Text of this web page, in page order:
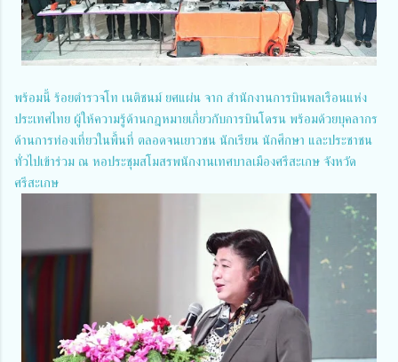
พร้อมนี้ ร้อยตำรวจโท เนติชนม์ ยศแผ่น จาก สำนักงานการบินพลเรือนแห่ง
ประเทศไทย ผู้ให้ความรู้ด้านกฎหมายเกี่ยวกับการบินโดรน พร้อมด้วยบุคลากร
ด้านการท่องเที่ยวในพื้นที่ ตลอดจนเยาวชน นักเรียน นักศึกษา และประชาชน
ทั่วไปเข้าร่วม ณ หอประชุมสโมสรพนักงานเทศบาลเมืองศรีสะเกษ จังหวัด
ศรีสะเกษ